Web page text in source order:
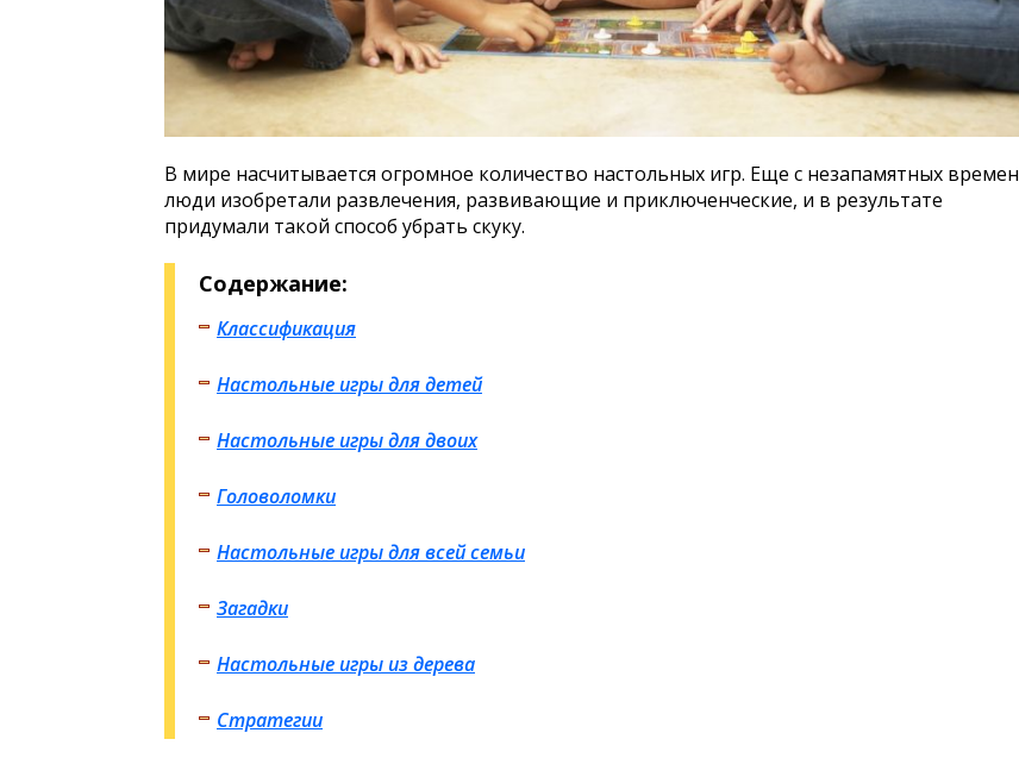
В мире насчитывается огромное количество настольных игр. Еще с незапамятных времен
люди изобретали развлечения, развивающие и приключенческие, и в результате
придумали такой способ убрать скуку.
Содержание:
Классификация
Настольные игры для детей
Настольные игры для двоих
Головоломки
Настольные игры для всей семьи
Загадки
Настольные игры из дерева
Стратегии